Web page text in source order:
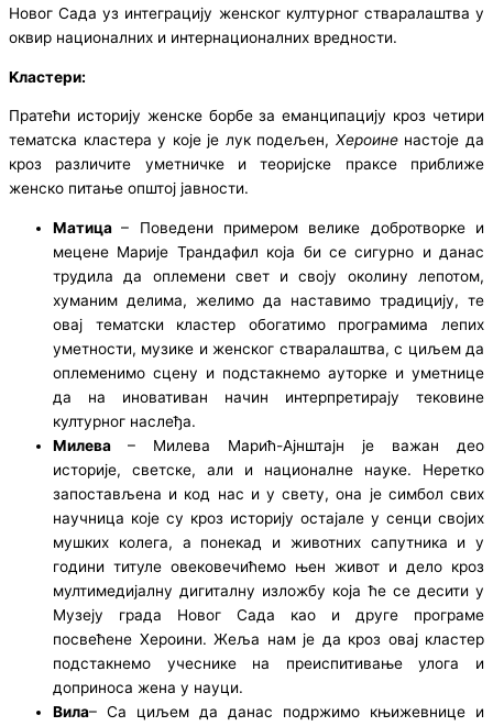
Новог Сада уз интеграцију женског културног стваралаштва у
оквир националних и интернационалних вредности.
Kластери:
Пратећи историју женске борбе за еманципацију кроз четири
тематска кластера у које је лук подељен, Хероиненастоје да
кроз различите уметничке и теоријске праксе приближе
женско питање општој јавности.
Mатица– Поведени примером велике добротворке и
мецене Марије Трандафил која би се сигурно и данас
трудила да оплемени свет и своју околину лепотом,
хуманим делима, желимо да наставимо традицију, те
овај тематски кластер обогатимо програмима лепих
уметности, музике и женског стваралаштва, с циљем да
оплеменимо сцену и подстакнемо ауторке и уметнице
да на иновативан начин интерпретирају тековине
културног наслеђа.
Милева – Милева Марић-Ајнштајн је важан део
историје, светске, али и националне науке. Неретко
запостављена и код нас и у свету, она је симбол свих
научница које су кроз историју остајале у сенци својих
мушких колега, а понекад и животних сапутника и у
години титуле овековечићемо њен живот и дело кроз
мултимедијалну дигиталну изложбу која ће се десити у
Музеју града Новог Сада као и друге програме
посвећене Хероини. Жеља нам је да кроз овај кластер
подстакнемо учеснике на преиспитивање улога и
доприноса жена у науци.
Вила– Са циљем да данас подржимо књижевнице и